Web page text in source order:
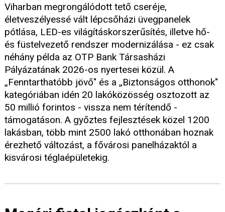
Viharban megrongálódott tető cseréje,
életveszélyessé vált lépcsőházi üvegpanelek
pótlása, LED-es világításkorszerűsítés, illetve hő-
és füstelvezető rendszer modernizálása - ez csak
néhány példa az OTP Bank Társasházi
Pályázatának 2026-os nyertesei közül. A
„Fenntarthatóbb jövő" és a „Biztonságos otthonok"
kategóriában idén 20 lakóközösség osztozott az
50 millió forintos - vissza nem térítendő -
támogatáson. A győztes fejlesztések közel 1200
lakásban, több mint 2500 lakó otthonában hoznak
érezhető változást, a fővárosi panelházaktól a
kisvárosi téglaépületekig.